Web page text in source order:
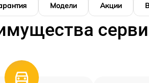
Модели Акции